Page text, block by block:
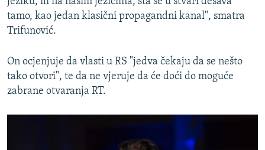
tamo, kao jedan klasični propagandni kanal", smatra
Trifunović.
On ocjenjuje da vlasti u RS "jedva čekaju da se nešto
tako otvori", te da ne vjeruje da će doći do moguće
zabrane otvaranja RT.